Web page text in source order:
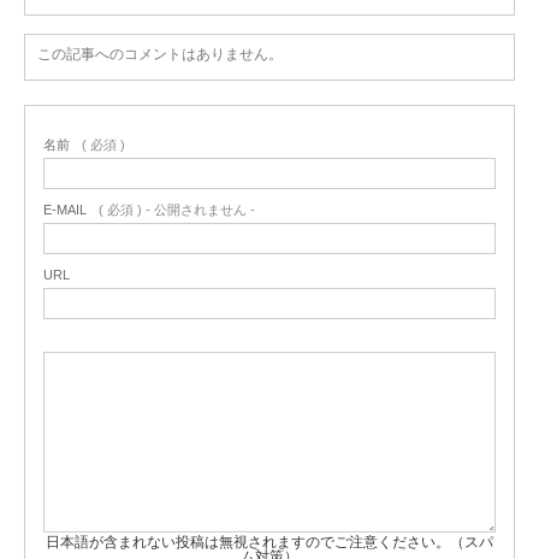
この記事へのコメントはありません。
名前 ( 必須 )
E-MAIL ( 必須 ) - 公開されません -
URL
日本語が含まれない投稿は無視されますのでご注意ください。（スパ